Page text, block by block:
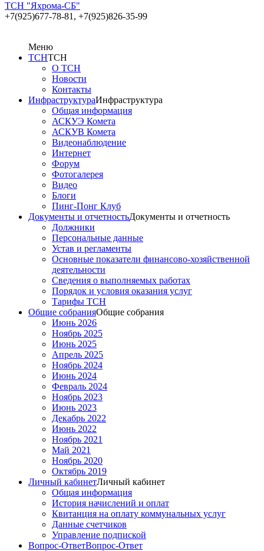
ТСН "Яхрома-СБ"
+7(925)677-78-81, +7(925)826-35-99
Меню
ТСНТСН
О ТСН
Новости
Контакты
ИнфраструктураИнфраструктура
Общая информация
АСКУЭ Комета
АСКУВ Комета
Видеонаблюдение
Интернет
Форум
Фотогалерея
Видео
Блоги
Пинг-Понг Клуб
Документы и отчетностьДокументы и отчетность
Должники
Персональные данные
Устав и регламенты
Основные показатели финансово-хозяйственной
деятельности
Сведения о выполняемых работах
Порядок и условия оказания услуг
Тарифы ТСН
Общие собранияОбщие собрания
Июнь 2026
Ноябрь 2025
Июнь 2025
Апрель 2025
Ноябрь 2024
Июнь 2024
Февраль 2024
Ноябрь 2023
Июнь 2023
Декабрь 2022
Июнь 2022
Ноябрь 2021
Май 2021
Ноябрь 2020
Октябрь 2019
Личный кабинетЛичный кабинет
Общая информация
История начислений и оплат
Квитанция на оплату коммунальных услуг
Данные счетчиков
Управление подпиской
Вопрос-ОтветВопрос-Ответ